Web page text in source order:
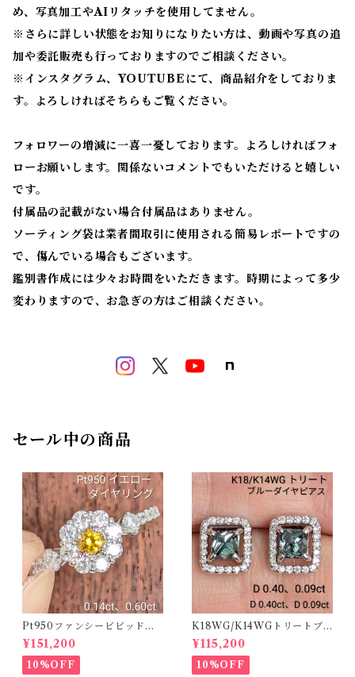
め、写真加工やAIリタッチを使用してません。
※ さらに詳しい状態をお知りになりたい方は、動画や写真の追
加や委託販売も行っておりますのでご相談ください。
※ インスタグラム、YOUTUBEにて、商品紹介をしておりま
す。よろしければそちらもご覧ください。
フォロワーの増減に一喜一憂しております。よろしければフォ
ローお願いします。関係ないコメントでもいただけると嬉しい
です。
付属品の記載がない場合付属品はありません。
ソーティング袋は業者間取引に使用される簡易レポートですの
で、傷んでいる場合もございます。
鑑別書作成には少々お時間をいただきます。時期によって多少
変わりますので、お急ぎの方はご相談ください。
セール中の商品
Pt950ファンシービビッドオ
レンジィイエローダイヤリン
グ D 0.144ct D 0.60ct【PR
O208782】
¥151,200
10%OFF
K18WG/K14WGトリートブ
ルーダイヤピアス 【PRO20
8939】
¥115,200
10%OFF